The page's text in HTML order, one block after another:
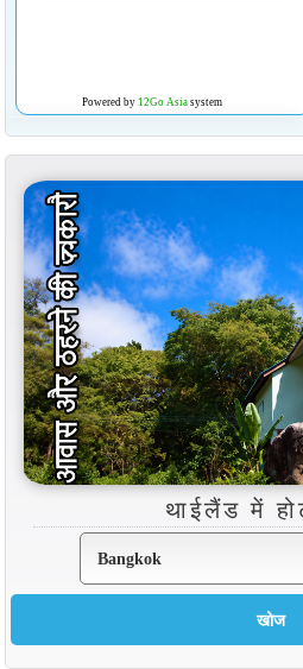
Powered by 12Go Asiasystem
थाईलैंड में